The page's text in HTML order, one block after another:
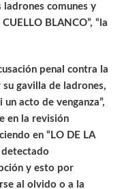
ladrones comunes y
BLANCO”, “la
penal contra la
gavilla de ladrones,
un acto de venganza”,
en la revisión
en “LO DE LA
detectado
y esto por
al olvido o a la